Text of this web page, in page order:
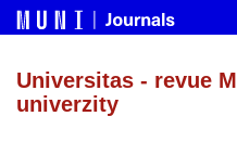
Universitas - revue
univerzity